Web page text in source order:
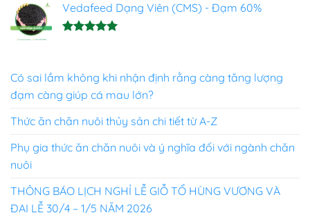
hạng5.00
5 sao
Vedafeed Dạng Viên (CMS) - Đạm 60%
Có sai lầm không khi nhận định rằng càng tăng lượng
đạm càng giúp cá mau lớn?
Thức ăn chăn nuôi thủy sản chi tiết từ A-Z
Phụ gia thức ăn chăn nuôi và ý nghĩa đối với ngành chăn
nuôi
THÔNG BÁO LỊCH NGHỈ LỄ GIỖ TỔ HÙNG VƯƠNG VÀ
ĐẠI LỄ 30/4 – 1/5 NĂM 2026